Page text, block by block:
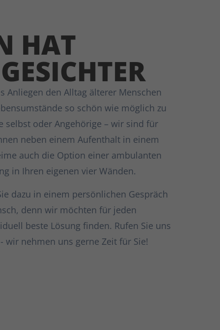
HAT
Anliegen den Alltag älterer Menschen
so schön wie möglich zu
selbst oder Angehörige – wir sind für
neben einem Aufenthalt in einem
auch die Option einer ambulanten
in Ihren eigenen vier Wänden.
dazu in einem persönlichen Gespräch
denn wir möchten für jeden
beste Lösung finden. Rufen Sie uns
wir nehmen uns gerne Zeit für Sie!